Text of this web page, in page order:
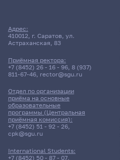
Адрес:
410012, г. Саратов, ул.
Астраханская, 83
Приёмная ректора:
+7 (8452) 26 - 16 - 96, 8 (937)
811-67-46, rector@sgu.ru
Отдел по организации
приёма на основные
образовательные
программы (Центральная
приёмная комиссия):
+7 (8452) 51 - 92 - 26,
cpk@sgu.ru
International Students:
+7 (8452) 50 - 87 - 07,